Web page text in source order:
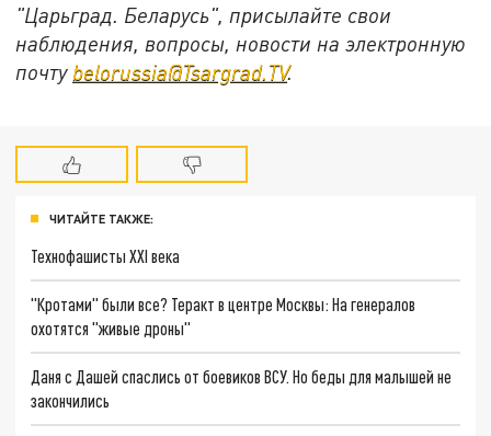
"Царьград. Беларусь", присылайте свои
наблюдения, вопросы, новости на электронную
почту belorussia@Tsargrad.TV.
ЧИТАЙТЕ ТАКЖЕ:
Технофашисты XXI века
"Кротами" были все? Теракт в центре Москвы: На генералов
охотятся "живые дроны"
Даня с Дашей спаслись от боевиков ВСУ. Но беды для малышей не
закончились